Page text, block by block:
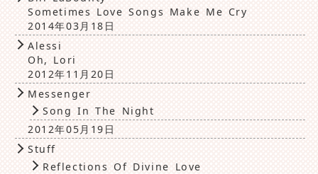
Sometimes Love Songs Make Me Cry
2014年03月18日
Alessi
Oh, Lori
2012年11月20日
Messenger
Song In The Night
2012年05月19日
Stuff
Reflections Of Divine Love